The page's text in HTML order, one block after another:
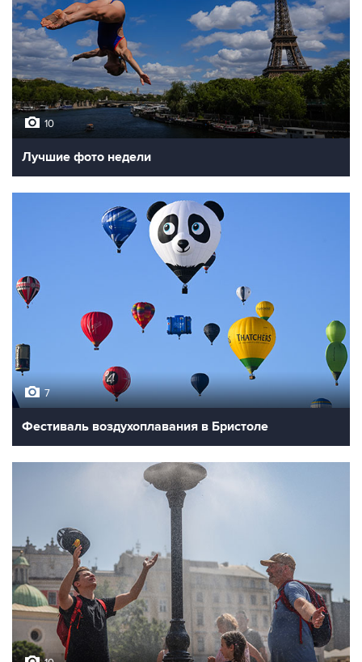
10
Лучшие фото недели
7
Фестиваль воздухоплавания в Бристоле